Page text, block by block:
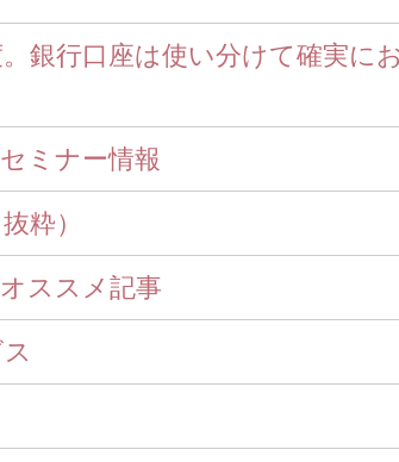
銀行口座は使い分けて確実に
ミナー情報
粋）
ススメ記事